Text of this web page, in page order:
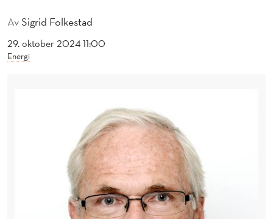
R
E
AvSigrid Folkestad
29. oktober 2024 11:00
Energi